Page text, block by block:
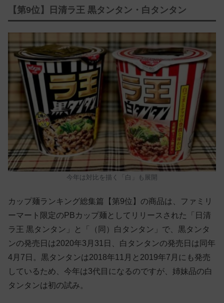
【第9位】日清ラ王 黒タンタン・白タンタン
今年は対比を描く「白」も展開
カップ麺ランキング総集篇【第9位】の商品は、ファミリ
ーマート限定のPBカップ麺としてリリースされた「日清
ラ王 黒タンタン」と「（同）白タンタン」で、黒タンタ
ンの発売日は2020年3月31日、白タンタンの発売日は同年
4月7日。黒タンタンは2018年11月と2019年7月にも発売
しているため、今年は3代目になるのですが、姉妹品の白
タンタンは初の試み。